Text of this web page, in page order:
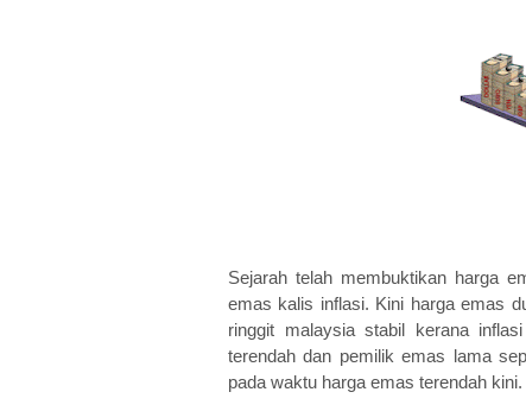
Sejarah telah membuktikan harga
emas kalis inflasi. Kini harga emas
ringgit malaysia stabil kerana
terendah dan pemilik emas lama
pada waktu harga emas terendah kini.